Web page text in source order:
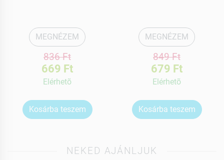
MEGNÉZEM
836 Ft
669 Ft
Elérhetõ
Kosárba teszem
MEGNÉZEM
849 Ft
679 Ft
Elérhetõ
Kosárba teszem
NEKED AJÁNLJUK